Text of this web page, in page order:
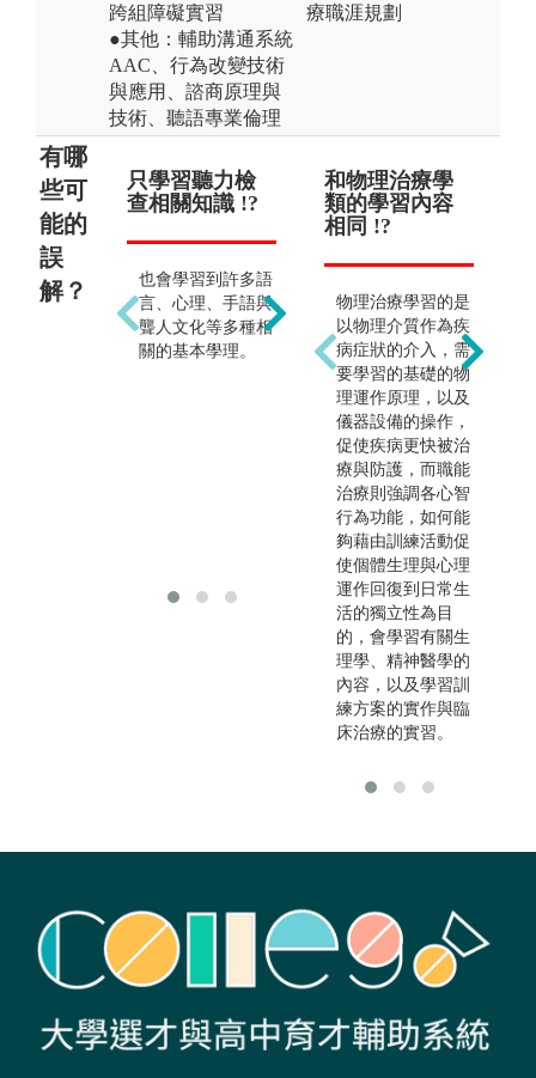
跨組障礙實習
●其他：輔助溝通系統
AAC、行為改變技術
與應用、諮商原理與
技術、聽語專業倫理
療職涯規劃
有哪
些可
能的
誤
解？
只學習聽力檢
查相關知識 !?
也會學習到許多語
言、心理、手語與
聾人文化等多種相
關的基本學理。
只能在醫院工
作 !?
所、社福機構、安
養院等地方工作，
也可以開設治療所
或是從事相關輔
具、療育工具或教
材開發等等的相關
工作或是參與執行
學術研究計畫，發
展面向實是很廣泛
的，可依自身興趣
選擇不同的出路。
和物理治療學
類的學習內容
相同 !?
物理治療學習的是
以物理介質作為疾
病症狀的介入，需
要學習的基礎的物
理運作原理，以及
儀器設備的操作，
促使疾病更快被治
療與防護，而職能
治療則強調各心智
行為功能，如何能
夠藉由訓練活動促
使個體生理與心理
運作回復到日常生
活的獨立性為目
的，會學習有關生
理學、精神醫學的
內容，以及學習訓
練方案的實作與臨
床治療的實習。